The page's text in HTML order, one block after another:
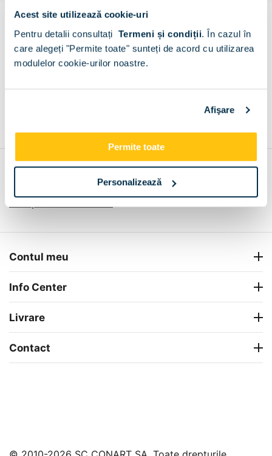
Acest site utilizează cookie-uri
Pentru detalii consultați Termeni și condiții. În cazul în
care alegeți "Permite toate" sunteți de acord cu utilizarea
modulelor cookie-urilor noastre.
Afişare
Permite toate
Personalizează
LINEA
(0) Scrie un comentariu
CONFIGURATOR
Recenzii
Recomandari
Contul meu
Info Center
Livrare
Contact